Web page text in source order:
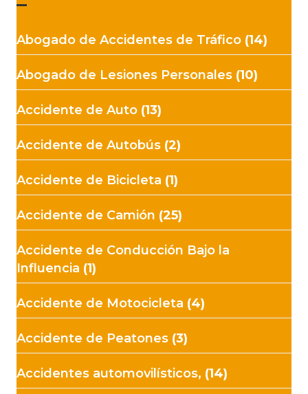
Abogado de Accidentes de Tráfico (14)
Abogado de Lesiones Personales (10)
Accidente de Auto (13)
Accidente de Autobús (2)
Accidente de Bicicleta (1)
Accidente de Camión (25)
Accidente de Conducción Bajo la
Influencia (1)
Accidente de Motocicleta (4)
Accidente de Peatones (3)
Accidentes automovilísticos, (14)